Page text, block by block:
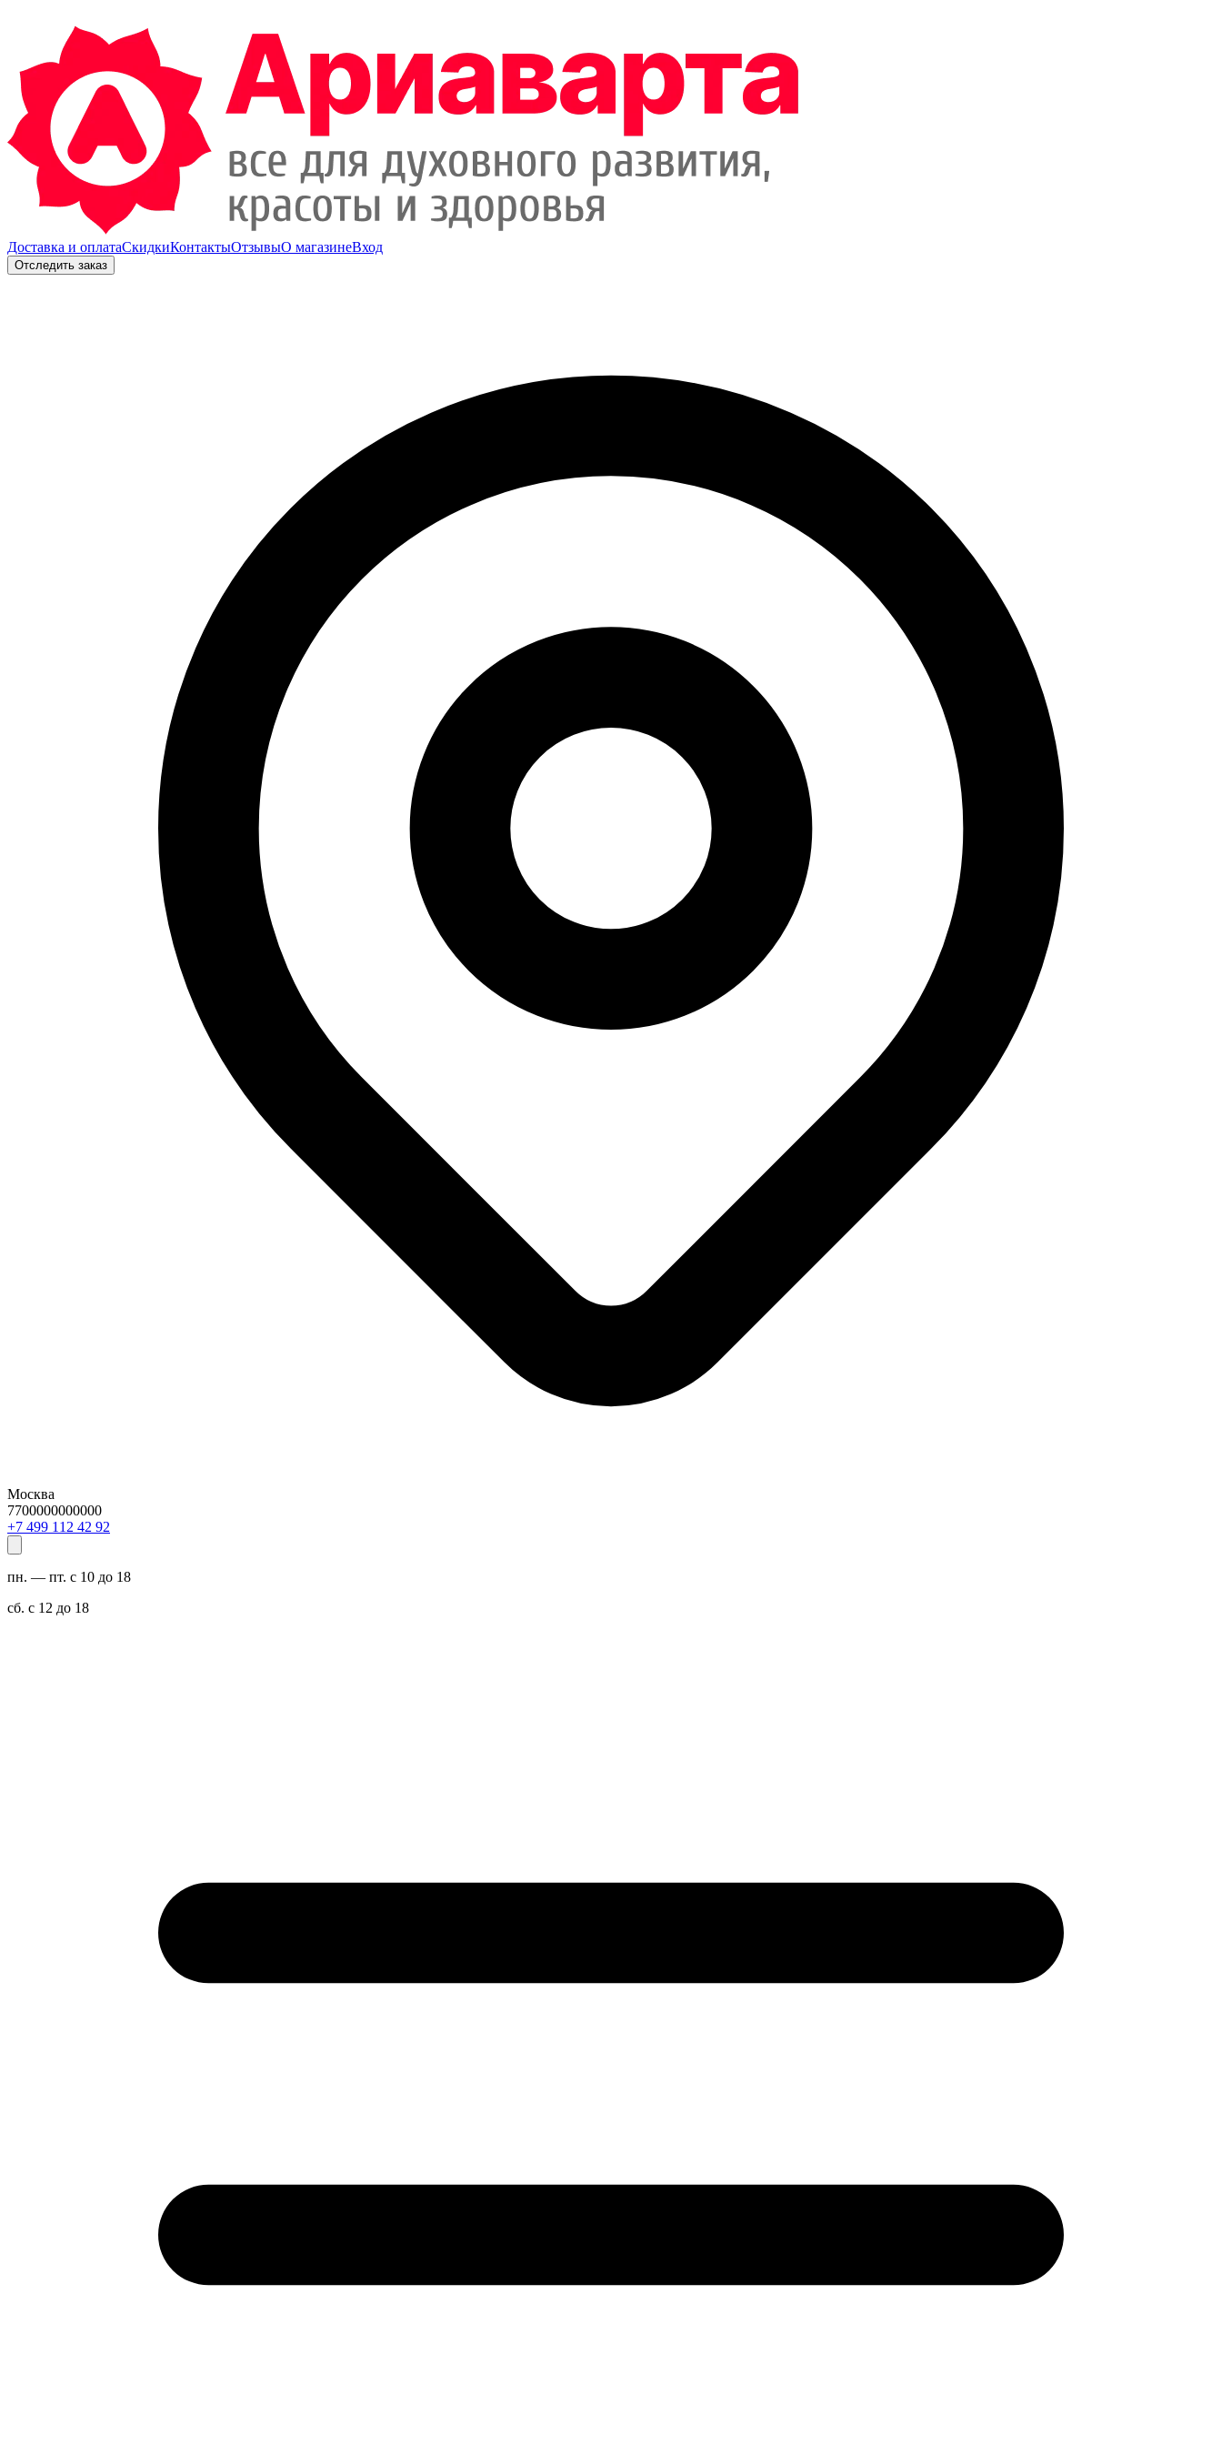
Доставка и оплатаСкидкиКонтактыОтзывыО магазинеВход
Отследить заказ
Москва
7700000000000
29 24 211 994 7+
пн. — пт. с 10 до 18
сб. с 12 до 18